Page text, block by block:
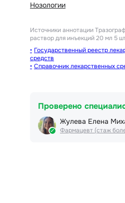
Нозологии
Источники аннотации
раствор для инъекций 20 мл 5
Государственный реестр
средств
Справочник лекарственных
Проверено
Жулева Елена
Фармацевт (стаж